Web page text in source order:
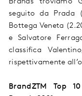
Brands troviamo
seguito da Prada
Bottega Veneta
e Salvatore
classifica
rispettivamente
BrandZTM Top